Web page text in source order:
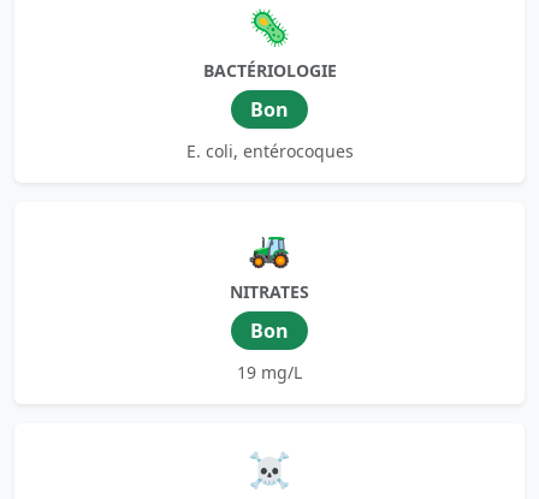
🦠
BACTÉRIOLOGIE
Bon
E. coli, entérocoques
🚜
NITRATES
Bon
19 mg/L
☠️